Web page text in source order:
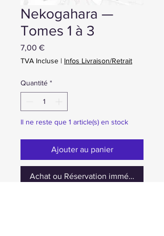
Nekogahara —
Tomes 1 à 3
7,00 €Prix
TVA Incluse | Infos Livraison/Retrait
Quantité *
Il ne reste que 1 article(s) en stock
Ajouter au panier
Achat ou Réservation immédiate